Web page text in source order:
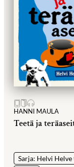
HANNI MAULA
Teetä ja
Sarja: Helvi